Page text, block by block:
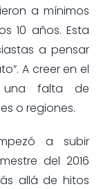
a mínimos
10 años. Esta
a pensar
A creer en el
falta de
o regiones.
a subir
del 2016
allá de hitos